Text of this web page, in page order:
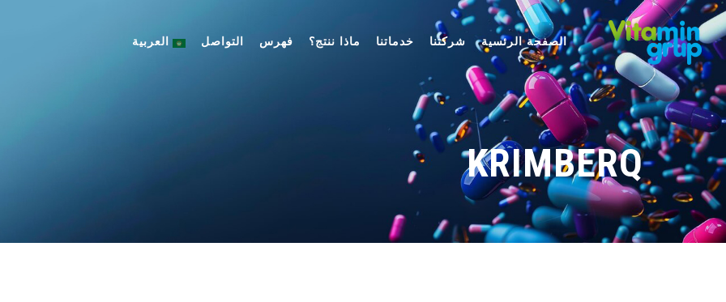
الصفحة الرئسية شركتنا خدماتنا ماذا ننتج؟ فهرس التواصل العربية
KRIMBERQ